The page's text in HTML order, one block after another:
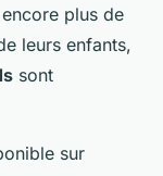
plus de
leurs enfants,
sont
sur